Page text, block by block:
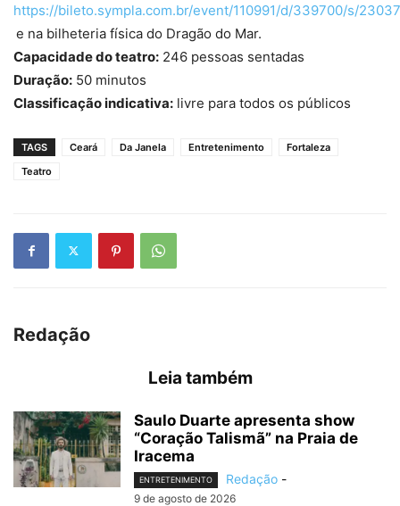
https://bileto.sympla.com.br/event/110991/d/339700/s/
e na bilheteria física do Dragão do Mar.
Capacidade do teatro: 246 pessoas sentadas
Duração: 50 minutos
Classificação indicativa: livre para todos os públicos
TAGS Ceará Da Janela Entretenimento
Fortaleza
Teatro
Redação
Leia também
Saulo Duarte apresenta show
“Coração Talismã” na Praia de
Iracema
ENTRETENIMENTO Redação -
9 de agosto de 2026